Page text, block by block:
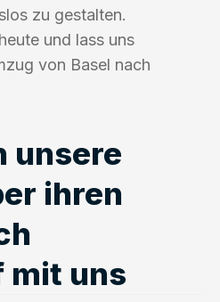
zu gestalten.
und lass uns
von Basel nach
unsere
ihren
mit uns